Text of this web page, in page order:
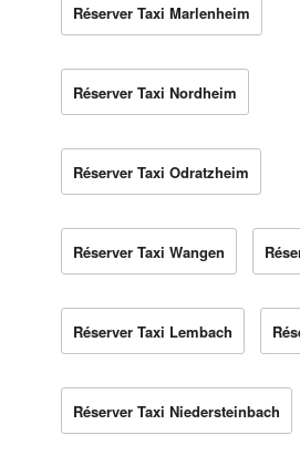
Réserver Taxi Marlenheim
Réserver Taxi Nordheim
Réserver Taxi Odratzheim
Réserver Taxi Wangen
Réserver Taxi Lembach
Réserver Taxi Niedersteinbach